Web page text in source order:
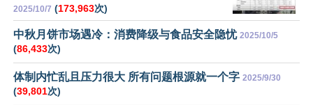
2025/10/7 (173,963次)
中秋月饼市场遇冷：消费降级与食品安全隐忧 2025/10/5
(86,433次)
体制内忙乱且压力很大 所有问题根源就一个字 2025/9/30
(39,801次)